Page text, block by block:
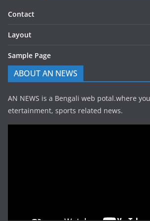
Contact
Layout
Sample Page
ABOUT AN NEWS
AN NEWS is a Bengali web potal.where
etertainment, sports related news.